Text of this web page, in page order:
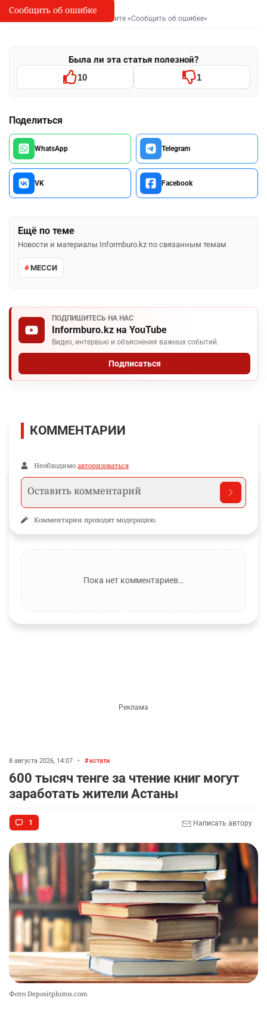
I
Сообщить об опечатке
Выделите фрагмент и нажмите «Сообщить об ошибке»
Была ли эта статья полезной?
10 1
Поделиться
WhatsApp Telegram
VK Facebook
Ещё по теме
Новости и материалы Informburo.kz по связанным темам
МЕССИ
ПОДПИШИТЕСЬ НА НАС
Informburo.kz на YouTube
Видео, интервью и объяснения важных событий.
Подписаться
Сообщить об ошибке
КОММЕНТАРИИ
Необходимо авторизоваться
Комментарии проходят модерацию.
Пока нет комментариев…
8 августа 2026, 14:07 • кстати
600 тысяч тенге за чтение книг могут